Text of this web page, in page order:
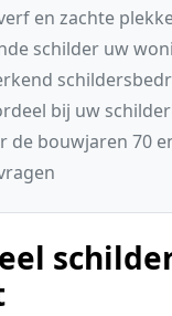
en zachte
schilder uw
bij uw
de bouwjaren 70